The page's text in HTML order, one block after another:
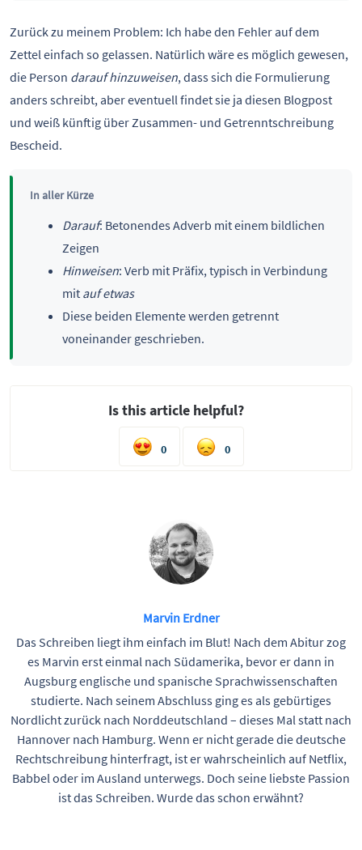
Zurück zu meinem Problem: Ich habe den Fehler auf dem
Zettel einfach so gelassen. Natürlich wäre es möglich gewesen,
die Person darauf hinzuweisen, dass sich die Formulierung
anders schreibt, aber eventuell findet sie ja diesen Blogpost
und weiß künftig über Zusammen- und Getrenntschreibung
Bescheid.
In aller Kürze
Darauf: Betonendes Adverb mit einem bildlichen
Zeigen
Hinweisen: Verb mit Präfix, typisch in Verbindung
mit auf etwas
Diese beiden Elemente werden getrennt
voneinander geschrieben.
Is this article helpful?
0 0
Marvin Erdner
Das Schreiben liegt ihm einfach im Blut! Nach dem Abitur zog
es Marvin erst einmal nach Südamerika, bevor er dann in
Augsburg englische und spanische Sprachwissenschaften
studierte. Nach seinem Abschluss ging es als gebürtiges
Nordlicht zurück nach Norddeutschland – dieses Mal statt nach
Hannover nach Hamburg. Wenn er nicht gerade die deutsche
Rechtschreibung hinterfragt, ist er wahrscheinlich auf Netflix,
Babbel oder im Ausland unterwegs. Doch seine liebste Passion
ist das Schreiben. Wurde das schon erwähnt?